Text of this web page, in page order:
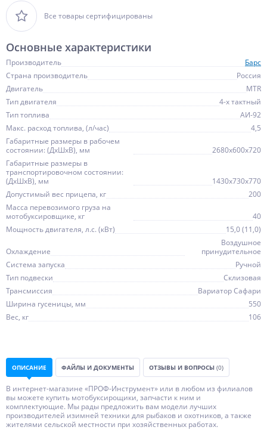
Все товары сертифицированы
Основные характеристики
Производитель
Барс
Страна производитель
Россия
Двигатель
MTR
Тип двигателя
4-х тактный
Тип топлива
АИ-92
Макс. расход топлива, (л/час)
4,5
Габаритные размеры в рабочем
состоянии: (ДхШхВ), мм
2680х600х720
Габаритные размеры в
транспортировочном состоянии:
(ДхШхВ), мм
1430х730х770
Допустимый вес прицепа, кг
200
Масса перевозимого груза на
мотобуксировщике, кг
40
Мощность двигателя, л.с. (кВт)
15,0 (11,0)
Охлаждение
Воздушное
принудительное
Система запуска
Ручной
Тип подвески
Склизовая
Трансмиссия
Вариатор Сафари
Ширина гусеницы, мм
550
Вес, кг
106
ОПИСАНИЕ ФАЙЛЫ И ДОКУМЕНТЫ ОТЗЫВЫ И ВОПРОСЫ (0)
В интернет-магазине «ПРОФ-Инструмент» или в любом из филиалов
вы можете купить мотобуксирощики, запчасти к ним и
комплектующие. Мы рады предложить вам модели лучших
производителей изимней техники для рыбаков и охотников, а также
жителями сельской местности при хозяйственных работах.